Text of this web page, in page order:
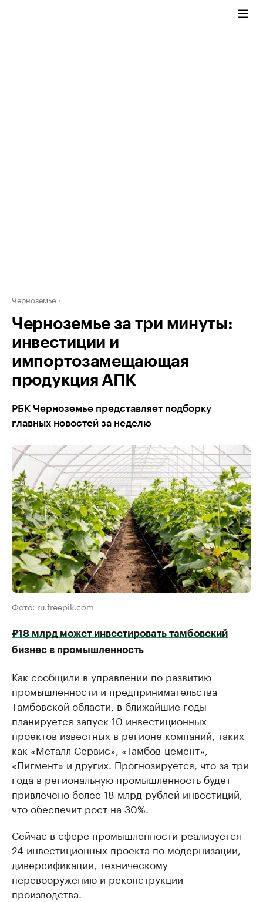
Черноземье
Черноземье за три минуты:
инвестиции и
импортозамещающая
продукция АПК
РБК Черноземье представляет подборку
главных новостей за неделю
Фото: ru.freepik.com
₽18 млрд может инвестировать тамбовский
бизнес в промышленность
Как сообщили в управлении по развитию
промышленности и предпринимательства
Тамбовской области, в ближайшие годы
планируется запуск 10 инвестиционных
проектов известных в регионе компаний, таких
как «Металл Сервис», «Тамбов-цемент»,
«Пигмент» и других. Прогнозируется, что за три
года в региональную промышленность будет
привлечено более 18 млрд рублей инвестиций,
что обеспечит рост на 30%.
Сейчас в сфере промышленности реализуется
24 инвестиционных проекта по модернизации,
диверсификации, техническому
перевооружению и реконструкции
производства.